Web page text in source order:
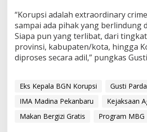
“Korupsi adalah extraordinary
sampai ada pihak yang berlindung
Siapa pun yang terlibat, dari
provinsi, kabupaten/kota, hingga
diproses secara adil,” pungkas
Eks Kepala BGN Korupsi
Gusti
IMA Madina Pekanbaru
Kejaksaan
Makan Bergizi Gratis
Program MBG